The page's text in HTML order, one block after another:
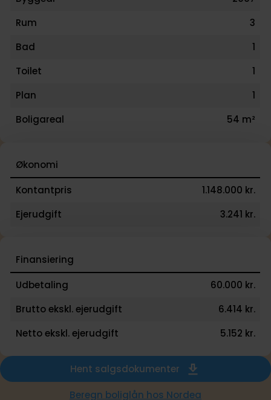
Rum
3
Bad
1
Toilet
1
Plan
1
Boligareal
54 m²
Økonomi
Kontantpris
1.148.000 kr.
Ejerudgift
3.241 kr.
Finansiering
Udbetaling
60.000 kr.
Brutto ekskl. ejerudgift
6.414 kr.
Netto ekskl. ejerudgift
5.152 kr.
Hent salgsdokumenter
Beregn boliglån hos Nordea